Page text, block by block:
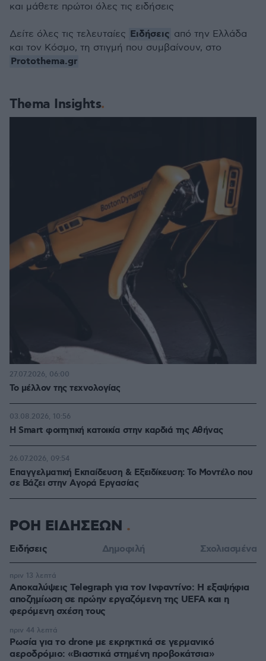
Thema Insights
Το μέλλον της τεχνολογίας
27.07.2026, 06:00
Η Smart φοιτητική κατοικία στην καρδιά της Αθήνας
03.08.2026, 10:56
Επαγγελματική Εκπαίδευση & Εξειδίκευση: Το Mοντέλο που
σε Bάζει στην Aγορά Eργασίας
26.07.2026, 09:54
και μάθετε πρώτοι όλες τις ειδήσεις
Δείτε όλες τις τελευταίες Ειδήσεις από την Ελλάδα
και τον Κόσμο, τη στιγμή που συμβαίνουν, στο
Protothema.gr
ΡΟΗ ΕΙΔΗΣΕΩΝ
Ειδήσεις Δημοφιλή Σχολιασμένα
Αποκαλύψεις Telegraph για τον Ινφαντίνο: Η εξαψήφια
αποζημίωση σε πρώην εργαζόμενη της UEFA και η
φερόμενη σχέση τους
πριν 13 λεπτά
Ρωσία για το drone με εκρηκτικά σε γερμανικό
αεροδρόμιο: «Βιαστικά στημένη προβοκάτσια»
πριν 44 λεπτά